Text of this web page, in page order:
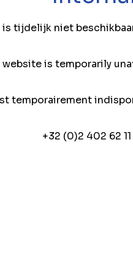
is tijdelijk niet
website is temporarily
temporairement
+32 (0)2 402 62